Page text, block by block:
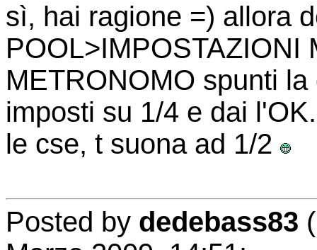
sì, hai ragione =) allora
POOL>IMPOSTAZIONI
METRONOMO spunti
imposti su 1/4 e dai
le cse, t suona ad 1/2
Posted by dedebass83